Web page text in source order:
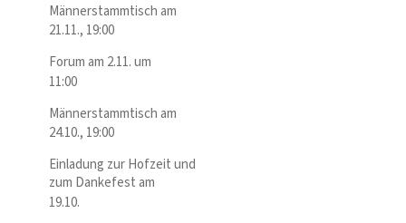
Männerstammtisch am
21.11., 19:00
Forum am 2.11. um
11:00
Männerstammtisch am
24.10., 19:00
Einladung zur Hofzeit und
zum Dankefest am
19.10.